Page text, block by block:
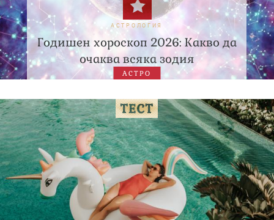
АСТРОЛОГИЯ
Годишен хороскоп 2026: Какво да
очаква всяка зодия
АСТРО